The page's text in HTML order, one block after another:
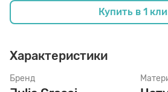
Купить в 1
Характеристики
Бренд
Стельки